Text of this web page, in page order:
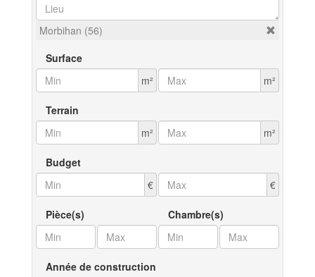
Morbihan (56)
Surface
m²
m²
Terrain
m²
m²
Budget
€
€
Pièce(s) Chambre(s)
Année de construction